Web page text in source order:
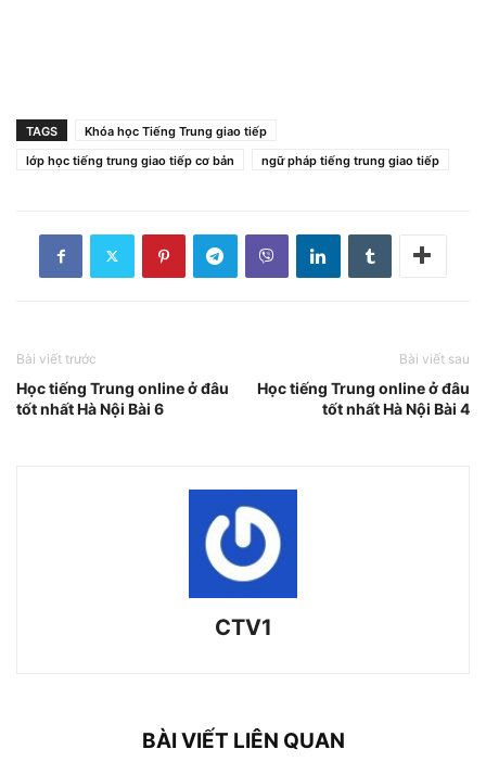
TAGS
Khóa học Tiếng Trung giao tiếp
lớp học tiếng trung giao tiếp cơ bản
ngữ pháp tiếng trung giao tiếp
Bài viết trước
Học tiếng Trung online ở đâu
tốt nhất Hà Nội Bài 6
Bài viết sau
Học tiếng Trung online ở đâu
tốt nhất Hà Nội Bài 4
CTV1
BÀI VIẾT LIÊN QUAN